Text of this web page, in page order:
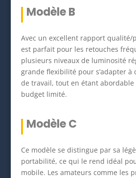
Modèle B
Avec un excellent rapport qualité/
est parfait pour les retouches
plusieurs niveaux de luminosité
grande flexibilité pour s’adapter à
de travail, tout en étant abordable
budget limité.
Modèle C
Ce modèle se distingue par sa
portabilité, ce qui le rend idéal
mobile. Les amateurs comme les